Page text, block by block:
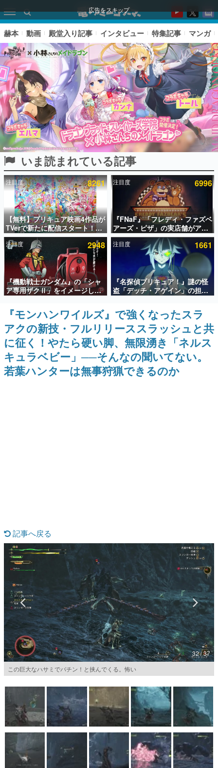
広告をスキップ
ピックアップ
電ファミのいま読まれている記事ランキング
アプリセール情報
インタビュー
連載・特集一覧
殿堂入り記事
SNS拡散数が数千以上！ ページビュー数万以上！ などな
ど。多くの人々に読まれた、電ファミ渾身の“殿堂入り”記
事をまとめました。
ゲームの企画書
名作ゲームクリエイターの方々に製作時のエピソードをお
聞きし、ヒットする企画（ゲーム）とは何か？を探ってい
きます。
赫本
この物語を解いてはいけない。『赫本』は、〈試験問題〉
の形をした短編ホラー小説集です。
なんでゲームは面白い？
ゲーム開発者・hamatsu氏がゲームの魅力を画面や操作の
具体的な形から解き明かしていく、硬派で骨太な評論連載
です。
ゲームが変えた日本語
「経験値」「裏技」「ラスボス」… ゲームにまつわる言葉
の起源や用法の変遷を、コンピューター文化史研究家・タ
イニーP氏が徹底調査。
カテゴリ
特集記事
マンガ
アプリレビュー
その他
電ファミニコゲーマーとは？
赫本 動画 殿堂入り記事 インタビュー 特集記事 マンガ
いま読まれている記事
注目度 8261
【無料】プリキュア映画4作品が
TVerで新たに配信スタート！な
んと2018年～2024年の映画ほぼ
すべてが見放題に、ぶっちゃけ
ありえないラインナップ
注目度 6996
『FNaF』「フレディ・ファズベ
アーズ・ピザ」の実店舗がアメ
リカの商業施設「American
Dream」に2027年オープン！
ScottGamesとの共同開発、食
事だけでなくステージショーや
没入型のホラー体験も楽しめる
注目度 2948
『機動戦士ガンダム』の「シャ
ア専用ザクⅡ」をイメージした
散水ホースリールが予約開始。
本体にはシャアのパーソナルマ
ークやジオン公国軍のエンブレ
ム、型式番号などを配置
注目度 1661
『名探偵プリキュア！』謎の怪
盗「デッチ・アゲイン」の担当
キャストは天﨑滉平さんと判
明。『Re:ゼロから始める異世
界生活』オットー役、『ヒプノ
シスマイク』山田三郎役など
『モンハンワイルズ』で強くなったスラ
アクの新技・フルリリーススラッシュと共
に征く！やたら硬い脚、無限湧き「ネルス
キュラベビー」──そんなの聞いてない。
若葉ハンターは無事狩猟できるのか
記事へ戻る
32 / 37
この巨大なハサミでバチン！と挟んでくる。怖い